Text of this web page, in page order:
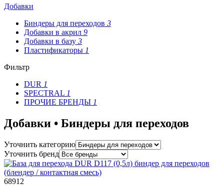
Добавки
Биндеры для переходов 3
Добавки в акрил 9
Добавки в базу 3
Пластификаторы 1
Фильтр
DUR 1
SPECTRAL 1
ПРОЧИЕ БРЕНДЫ 1
Добавки • Биндеры для переходов
Уточнить категорию
Уточнить бренд
68912